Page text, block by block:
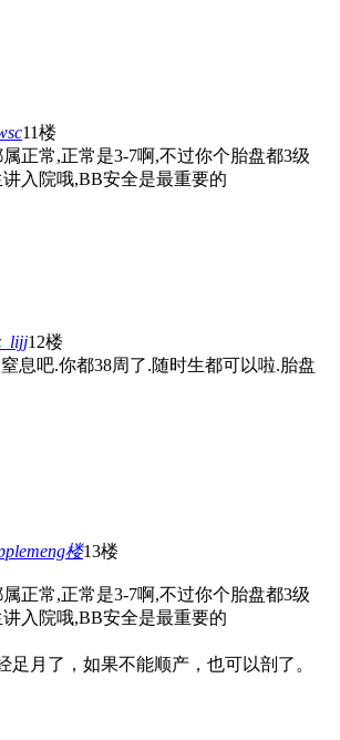
11楼
正常,正常是3-7啊,不过你个胎盘都3级
入院哦,BB安全是最重要的
12楼
息吧.你都38周了.随时生都可以啦.胎盘
楼13楼
正常,正常是3-7啊,不过你个胎盘都3级
入院哦,BB安全是最重要的
足月了，如果不能顺产，也可以剖了。